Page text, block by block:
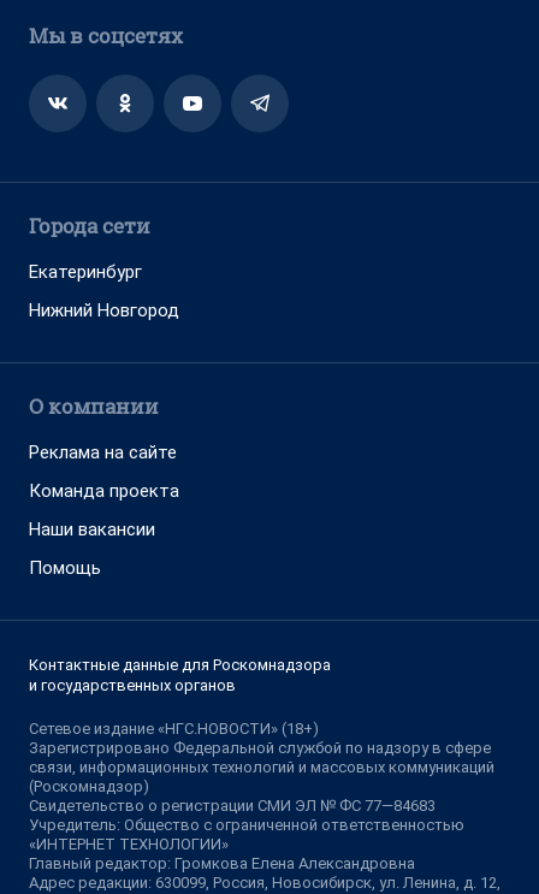
Мы в соцсетях
Города сети
Екатеринбург
Нижний Новгород
О компании
Реклама на сайте
Команда проекта
Наши вакансии
Помощь
Контактные данные для Роскомнадзора
и государственных органов
Сетевое издание «НГС.НОВОСТИ» (18+)
Зарегистрировано Федеральной службой по надзору в сфере
связи, информационных технологий и массовых коммуникаций
(Роскомнадзор)
Свидетельство о регистрации СМИ ЭЛ № ФС 77—84683
Учредитель: Общество с ограниченной ответственностью
«ИНТЕРНЕТ ТЕХНОЛОГИИ»
Главный редактор: Громкова Елена Александровна
Адрес редакции: 630099, Россия, Новосибирск, ул. Ленина, д. 12,